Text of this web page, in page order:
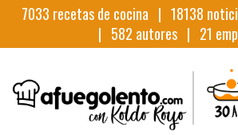
7033 recetas de cocina | 18138
| 582 autores | 21